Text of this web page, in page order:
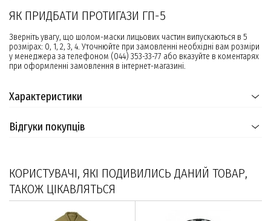
ЯК ПРИДБАТИ ПРОТИГАЗИ ГП-5
Зверніть увагу, що шолом-маски лицьових частин випускаються в 5
розмірах: 0, 1, 2, 3, 4. Уточнюйте при замовленні необхідні вам розміри
у менеджера за телефоном (044) 353-33-77 або вказуйте в коментарях
при оформленні замовлення в інтернет-магазині.
Характеристики
Відгуки покупців
КОРИСТУВАЧІ, ЯКІ ПОДИВИЛИСЬ ДАНИЙ ТОВАР,
ТАКОЖ ЦІКАВЛЯТЬСЯ